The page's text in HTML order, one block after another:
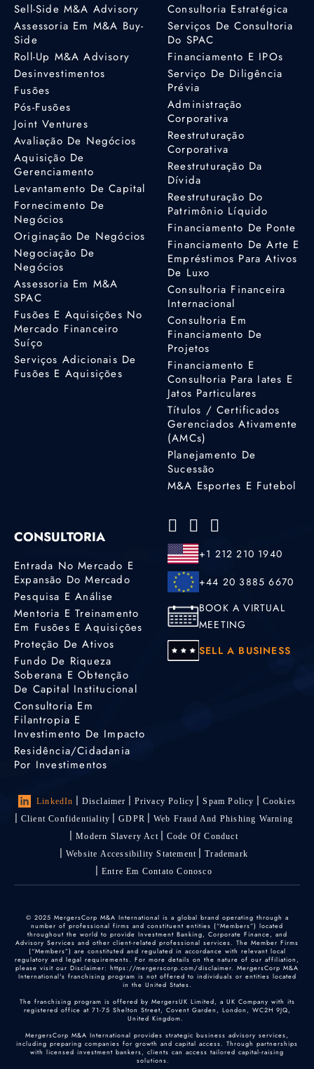
Sell-Side M&A Advisory
Assessoria Em M&A Buy-
Side
Roll-Up M&A Advisory
Desinvestimentos
Fusões
Pós-Fusões
Joint Ventures
Avaliação De Negócios
Aquisição De
Gerenciamento
Levantamento De Capital
Fornecimento De
Negócios
Originação De Negócios
Negociação De
Negócios
Assessoria Em M&A
SPAC
Fusões E Aquisições No
Mercado Financeiro
Suíço
Serviços Adicionais De
Fusões E Aquisições
Consultoria Estratégica
Serviços De Consultoria
Do SPAC
Financiamento E IPOs
Serviço De Diligência
Prévia
Administração
Corporativa
Reestruturação
Corporativa
Reestruturação Da
Dívida
Reestruturação Do
Patrimônio Líquido
Financiamento De Ponte
Financiamento De Arte E
Empréstimos Para Ativos
De Luxo
Consultoria Financeira
Internacional
Consultoria Em
Financiamento De
Projetos
Financiamento E
Consultoria Para Iates E
Jatos Particulares
Títulos / Certificados
Gerenciados Ativamente
(AMCs)
Planejamento De
Sucessão
M&A Esportes E Futebol
CONSULTORIA
Entrada No Mercado E
Expansão Do Mercado
Pesquisa E Análise
Mentoria E Treinamento
Em Fusões E Aquisições
Proteção De Ativos
Fundo De Riqueza
Soberana E Obtenção
De Capital Institucional
Consultoria Em
Filantropia E
Investimento De Impacto
Residência/cidadania
Por Investimentos
+1 212 210 1940
+44 20 3885 6670
BOOK A VIRTUAL
MEETING
SELL A BUSINESS
LinkedIn Disclaimer Privacy Policy Spam Policy
Cookies
Client Confidentiality
GDPR
Web Fraud And Phishing Warning
Modern Slavery Act
Code Of Conduct
Website Accessibility Statement
Trademark
Entre Em Contato Conosco
© 2025 MergersCorp M&A International is a global brand operating through a
number of professional firms and constituent entities (“Members”) located
throughout the world to provide Investment Banking, Corporate Finance, and
Advisory Services and other client-related professional services. The Member Firms
(“Members”) are constituted and regulated in accordance with relevant local
regulatory and legal requirements. For more details on the nature of our affiliation,
please visit our Disclaimer: https://mergerscorp.com/disclaimer. MergersCorp M&A
International's franchising program is not offered to individuals or entities located
in the United States.
The franchising program is offered by MergersUK Limited, a UK Company with its
registered office at 71-75 Shelton Street, Covent Garden, London, WC2H 9JQ,
United Kingdom.
MergersCorp M&A International provides strategic business advisory services,
including preparing companies for growth and capital access. Through partnerships
with licensed investment bankers, clients can access tailored capital-raising
solutions.